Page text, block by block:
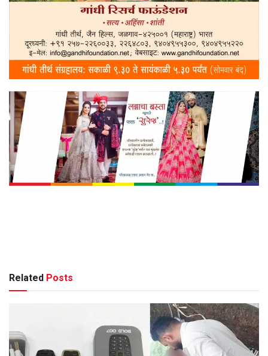
Related Posts